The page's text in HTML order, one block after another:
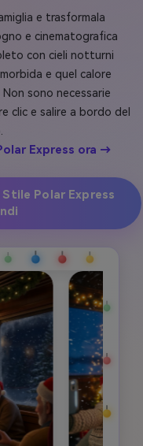
e trasformala
e cinematografica
con cieli notturni
e quel calore
sono necessarie
clic e salire a bordo del
Express ora →
Polar Express